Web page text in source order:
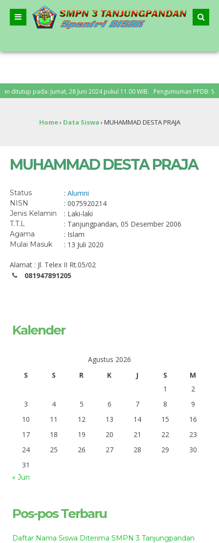
pada: Jumat, 28 Juni 2024 pukul 11.00 WIB. Pengumuman PPDB: Senin,
Home› Data Siswa › MUHAMMAD DESTA PRAJA
MUHAMMAD DESTA PRAJA
Status : Alumni
NISN : 0075920214
Jenis Kelamin : Laki-laki
T.T.L : Tanjungpandan, 05 Desember 2006
Agama : Islam
Mulai Masuk : 13 Juli 2020
Alamat : Jl. Telex II Rt.05/02
081947891205
Kalender
Agustus 2026
S
S R K J S
M
1
2
3
4 5 6 7 8
9
10
11 12 13 14 15
16
17
18 19 20 21 22
23
24
25 26 27 28 29
30
31
« Jun
Pos-pos Terbaru
Daftar Nama Siswa Diterima SMPN 3 Tanjungpandan